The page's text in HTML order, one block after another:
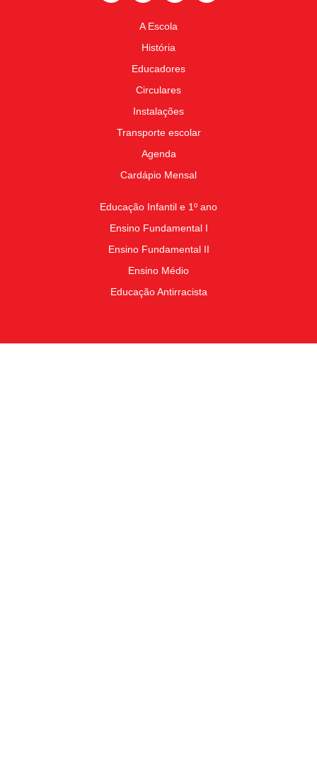
A Escola
História
Educadores
Circulares
Instalações
Transporte escolar
Agenda
Cardápio Mensal
Educação Infantil e 1º ano
Ensino Fundamental I
Ensino Fundamental II
Ensino Médio
Educação Antirracista